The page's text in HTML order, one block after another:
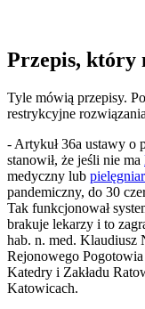
Przepis, który
Tyle mówią przepisy.
restrykcyjne
- Artykuł 36a ustawy o
stanowił, że jeśli nie ma
medyczny lub
pandemiczny, do 30
Tak funkcjonował
brakuje lekarzy i to
hab. n. med. Klaudiusz
Rejonowego
Katedry i Zakładu
Katowicach.